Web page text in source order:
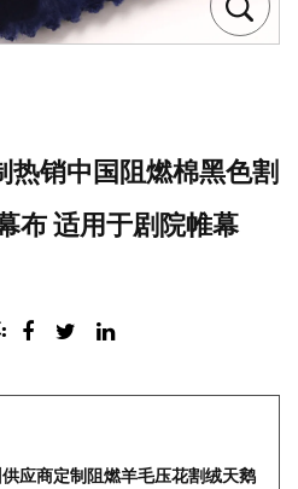
销中国阻燃棉黑色割
布 适用于剧院帷幕
应商定制阻燃羊毛压花割绒天鹅